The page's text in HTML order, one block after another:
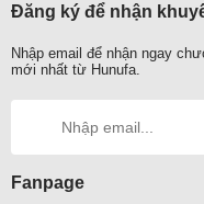
Đăng ký để nhận
Nhập email để nhận ngay
mới nhất từ Hunufa.
Fanpage